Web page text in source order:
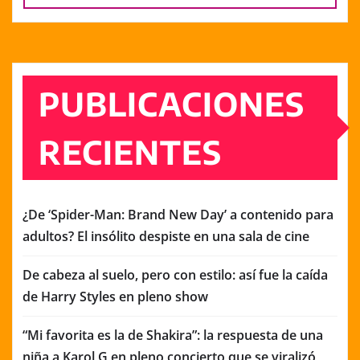
PUBLICACIONES
RECIENTES
¿De ‘Spider-Man: Brand New Day’ a contenido para
adultos? El insólito despiste en una sala de cine
De cabeza al suelo, pero con estilo: así fue la caída
de Harry Styles en pleno show
“Mi favorita es la de Shakira”: la respuesta de una